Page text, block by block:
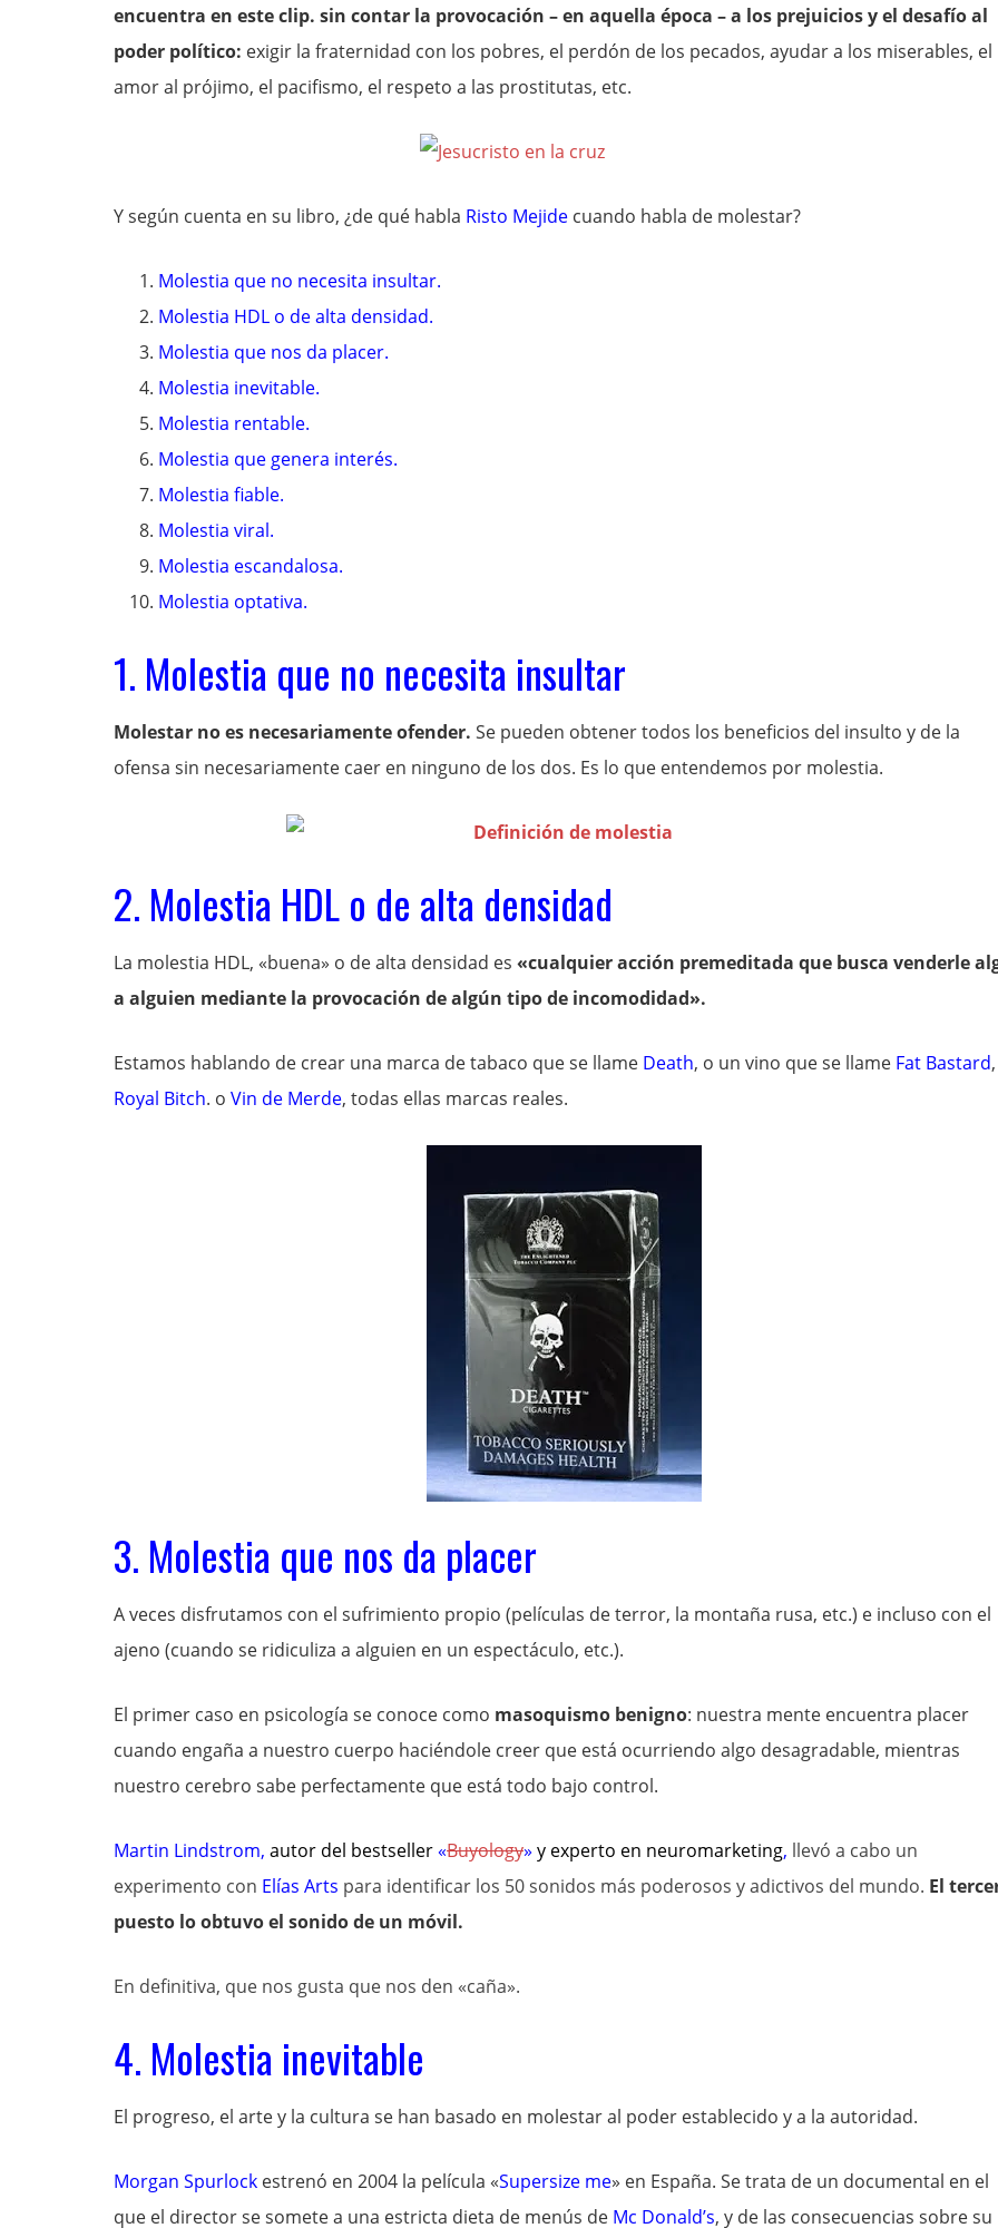
encuentra en este clip. sin contar la provocación – en aquella época – a los prejuicios y el desafío al
poder político: exigir la fraternidad con los pobres, el perdón de los pecados, ayudar a los miserables, el
amor al prójimo, el pacifismo, el respeto a las prostitutas, etc.
Y según cuenta en su libro, ¿de qué habla Risto Mejide cuando habla de molestar?
Molestia que no necesita insultar.
Molestia HDL o de alta densidad.
Molestia que nos da placer.
Molestia inevitable.
Molestia rentable.
Molestia que genera interés.
Molestia fiable.
Molestia viral.
Molestia escandalosa.
Molestia optativa.
1. Molestia que no necesita insultar
Molestar no es necesariamente ofender. Se pueden obtener todos los beneficios del insulto y de la
ofensa sin necesariamente caer en ninguno de los dos. Es lo que entendemos por molestia.
2. Molestia HDL o de alta densidad
La molestia HDL, «buena» o de alta densidad es «cualquier acción premeditada que busca venderle
a alguien mediante la provocación de algún tipo de incomodidad».
Estamos hablando de crear una marca de tabaco que se llame Death, o un vino que se llame Fat Bastard
Royal Bitch. o Vin de Merde, todas ellas marcas reales.
3. Molestia que nos da placer
A veces disfrutamos con el sufrimiento propio (películas de terror, la montaña rusa, etc.) e incluso con el
ajeno (cuando se ridiculiza a alguien en un espectáculo, etc.).
El primer caso en psicología se conoce como masoquismo benigno: nuestra mente encuentra placer
cuando engaña a nuestro cuerpo haciéndole creer que está ocurriendo algo desagradable, mientras
nuestro cerebro sabe perfectamente que está todo bajo control.
Martin Lindstrom, autor del bestseller«Buyology» y experto en neuromarketing, llevó a cabo un
experimento con Elías Arts para identificar los 50 sonidos más poderosos y adictivos del mundo. El
puesto lo obtuvo el sonido de un móvil.
En definitiva, que nos gusta que nos den «caña».
4. Molestia inevitable
El progreso, el arte y la cultura se han basado en molestar al poder establecido y a la autoridad.
Morgan Spurlock estrenó en 2004 la película «Supersize me» en España. Se trata de un documental en el
que el director se somete a una estricta dieta de menús de Mc Donald’s, y de las consecuencias sobre su